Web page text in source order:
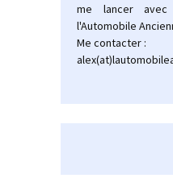
me lancer
l'Automobile
Me contacter :